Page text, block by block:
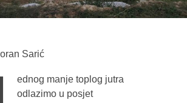
Sarić
ednog manje toplog jutra
odlazimo u posjet